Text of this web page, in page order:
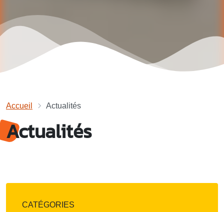
Accueil Actualités
Actualités
CATÉGORIES